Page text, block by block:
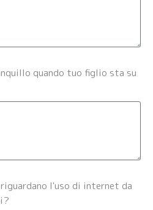
quando tuo figlio sta su
l'uso di internet da